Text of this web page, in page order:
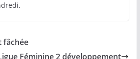
fâchée
Féminine 2 développement